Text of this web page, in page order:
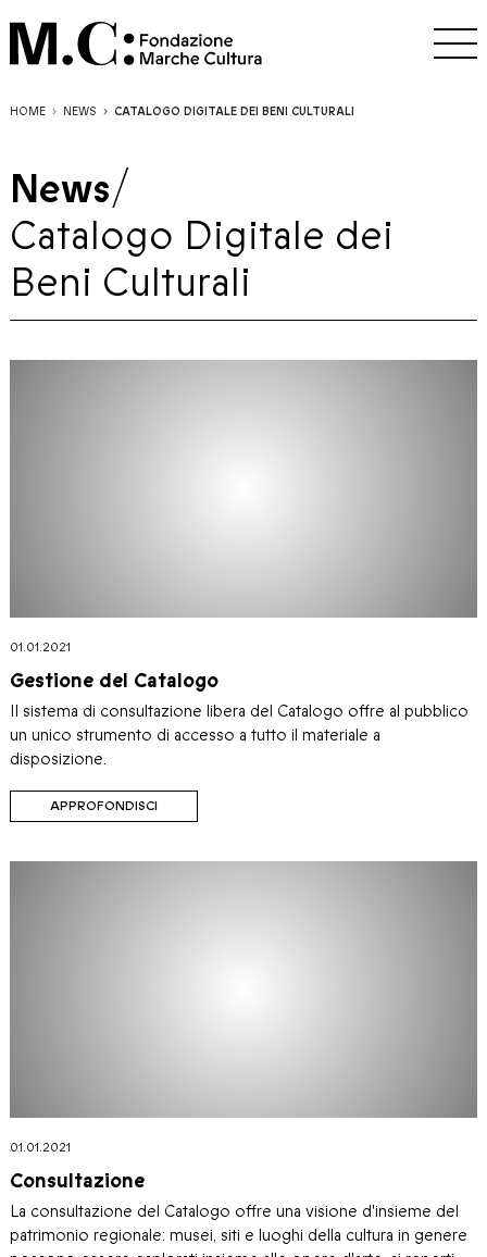
HOME NEWS CATALOGO DIGITALE DEI BENI CULTURALI
News/
Catalogo Digitale dei
Beni Culturali
01.01.2021
Gestione del Catalogo
Il sistema di consultazione libera del Catalogo offre al pubblico
un unico strumento di accesso a tutto il materiale a
disposizione.
APPROFONDISCI
01.01.2021
Consultazione
La consultazione del Catalogo offre una visione d'insieme del
patrimonio regionale: musei, siti e luoghi della cultura in genere